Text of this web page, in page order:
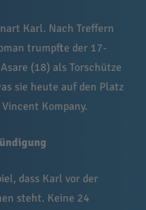
Karl. Nach Treffern
trumpfte der 17-
(18) als Torschütze
sie heute auf den Platz
Kompany.
dass Karl vor der
steht. Keine 24